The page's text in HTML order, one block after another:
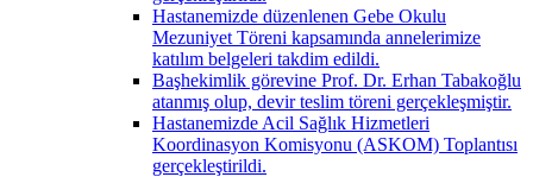
Hastanemizde düzenlenen Gebe Okulu
Mezuniyet Töreni kapsamında annelerimize
katılım belgeleri takdim edildi.
Başhekimlik görevine Prof. Dr. Erhan Tabakoğlu
atanmış olup, devir teslim töreni gerçekleşmiştir.
Hastanemizde Acil Sağlık Hizmetleri
Koordinasyon Komisyonu (ASKOM) Toplantısı
gerçekleştirildi.